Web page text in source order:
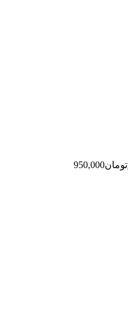
تومان950,000